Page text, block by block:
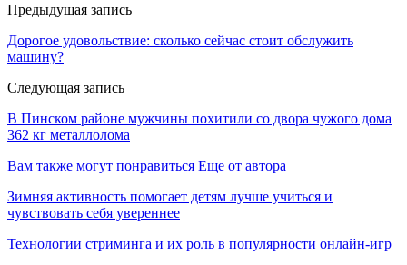
Предыдущая запись
Дорогое удовольствие: сколько сейчас стоит обслужить
машину?
Следующая запись
В Пинском районе мужчины похитили со двора чужого дома
362 кг металлолома
Вам также могут понравиться Еще от автора
Зимняя активность помогает детям лучше учиться и
чувствовать себя увереннее
Технологии стриминга и их роль в популярности онлайн-игр